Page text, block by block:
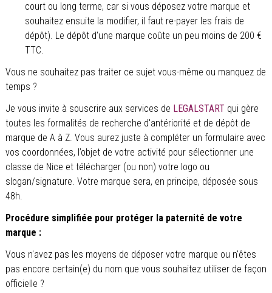
court ou long terme, car si vous déposez votre marque et
souhaitez ensuite la modifier, il faut re-payer les frais de
dépôt). Le dépôt d'une marque coûte un peu moins de 200 €
TTC.
Vous ne souhaitez pas traiter ce sujet vous-même ou manquez de
temps ?
Je vous invite à souscrire aux services de LEGALSTART qui gère
toutes les formalités de recherche d'antériorité et de dépôt de
marque de A à Z. Vous aurez juste à compléter un formulaire avec
vos coordonnées, l’objet de votre activité pour sélectionner une
classe de Nice et télécharger (ou non) votre logo ou
slogan/signature. Votre marque sera, en principe, déposée sous
48h.
Procédure simplifiée pour protéger la paternité de votre
marque :
Vous n'avez pas les moyens de déposer votre marque ou n'êtes
pas encore certain(e) du nom que vous souhaitez utiliser de façon
officielle ?